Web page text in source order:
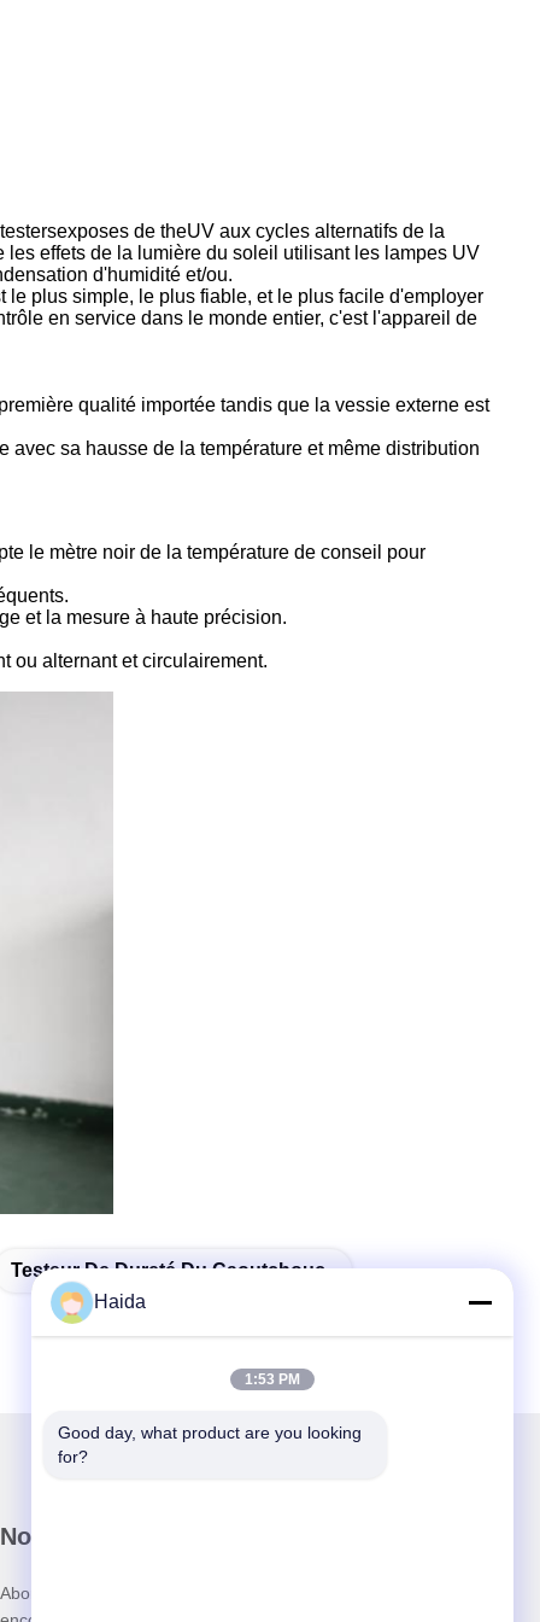
de theUV aux cycles alternatifs de la
effets de la lumière du soleil utilisant les lampes UV
d'humidité et/ou.
plus simple, le plus fiable, et le plus facile d'employer
en service dans le monde entier, c'est l'appareil de
qualité importée tandis que la vessie externe est
sa hausse de la température et même distribution
le mètre noir de la température de conseil pour
et la mesure à haute précision.
ou alternant et circulairement.
Testeur De Dureté Du Caoutchouc
Notre newsletter
Abonnez-vous à notre newsletter pour des réductions et plus
Haida
1:53 PM
Good day, what product are you looking
for?